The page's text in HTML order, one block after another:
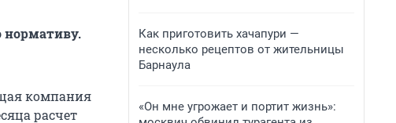
нормативу.
компания
расчет
Как приготовить хачапури —
несколько рецептов от жительницы
Барнаула
«Он мне угрожает и портит жизнь»: